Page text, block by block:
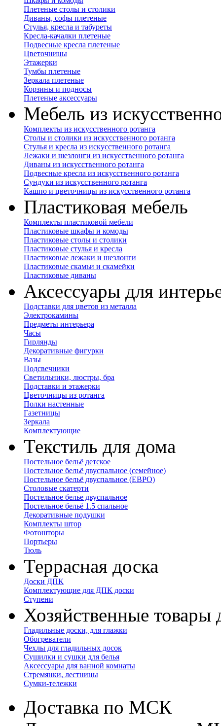
Плетеные столы и столики
Диваны, софы плетеные
Стулья, кресла и табуреты
Кресла-качалки плетеные
Подвесные кресла плетеные
Цветочницы
Этажерки
Тумбы плетеные
Зеркала плетеные
Корзины и подносы
Плетеные аксессуары
Мебель из
Комплекты из искусственного ротанга
Столы и столики из искусственного ротанга
Стулья и кресла из искусственного ротанга
Лежаки и шезлонги из искусственного ротанга
Диваны из искусственного ротанга
Подвесные кресла из искусственного ротанга
Сундуки из искусственного ротанга
Кашпо и цветочницы из искусственного ротанга
Пластиковая мебель
Комплекты пластиковой мебели
Пластиковые шкафы и комоды
Пластиковые столы и столики
Пластиковые стулья и кресла
Пластиковые лежаки и шезлонги
Пластиковые скамьи и скамейки
Пластиковые диваны
Аксессуары для
Подставки для цветов из металла
Электрокамины
Предметы интерьера
Часы
Гирлянды
Декоративные фигурки
Вазы
Подсвечники
Светильники, люстры, бра
Подставки и этажерки
Цветочницы из ротанга
Полки настенные
Газетницы
Зеркала
Комплектующие
Текстиль для дома
Постельное бельё детское
Постельное бельё двуспальное (семейное)
Постельное бельё двуспальное (ЕВРО)
Столовые скатерти
Постельное белье двуспальное
Постельное бельё 1.5 спальное
Декоративные подушки
Комплекты штор
Фотошторы
Портьеры
Тюль
Террасная доска
Доски ДПК
Комплектующие для ДПК доски
Ступени
Хозяйственные товары
Гладильные доски, для глажки
Обогреватели
Чехлы для гладильных досок
Сушилки и сушки для белья
Аксессуары для ванной комнаты
Стремянки, лестницы
Сумки-тележки
Доставка по МСК